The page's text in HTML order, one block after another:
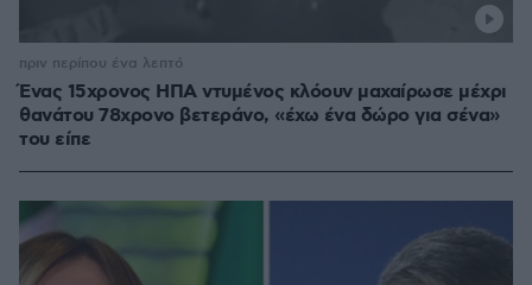
Ένας 15χρονος ΗΠΑ ντυμένος κλόουν μαχαίρωσε μέχρι
θανάτου 78χρονο βετεράνο, «έχω ένα δώρο για σένα»
του είπε
πριν περίπου ένα λεπτό